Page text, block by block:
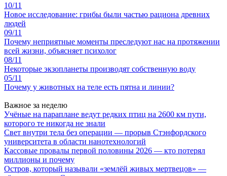
10/11
Новое исследование: грибы были частью рациона древних
людей
09/11
Почему неприятные моменты преследуют нас на протяжении
всей жизни, объясняет психолог
08/11
Некоторые экзопланеты производят собственную воду
05/11
Почему у животных на теле есть пятна и линии?
Важное за неделю
Учёные на параплане ведут редких птиц на 2600 км пути,
которого те никогда не знали
Свет внутри тела без операции — прорыв Стэнфордского
университета в области нанотехнологий
Кассовые провалы первой половины 2026 — кто потерял
миллионы и почему
Остров, который называли «землёй живых мертвецов» —